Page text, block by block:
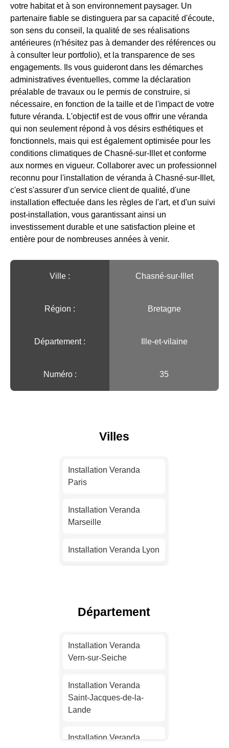
votre habitat et à son environnement paysager. Un
partenaire fiable se distinguera par sa capacité d'écoute,
son sens du conseil, la qualité de ses réalisations
antérieures (n'hésitez pas à demander des références ou
à consulter leur portfolio), et la transparence de ses
engagements. Ils vous guideront dans les démarches
administratives éventuelles, comme la déclaration
préalable de travaux ou le permis de construire, si
nécessaire, en fonction de la taille et de l'impact de votre
future véranda. L'objectif est de vous offrir une véranda
qui non seulement répond à vos désirs esthétiques et
fonctionnels, mais qui est également optimisée pour les
conditions climatiques de Chasné-sur-Illet et conforme
aux normes en vigueur. Collaborer avec un professionnel
reconnu pour l'installation de véranda à Chasné-sur-Illet,
c'est s'assurer d'un service client de qualité, d'une
installation effectuée dans les règles de l'art, et d'un suivi
post-installation, vous garantissant ainsi un
investissement durable et une satisfaction pleine et
entière pour de nombreuses années à venir.
Ville :️ Chasné-sur-Illet
Région :️ Bretagne
Département : Ille-et-vilaine
Numéro : 35
Villes
Installation Veranda
Paris
Installation Veranda
Marseille
Installation Veranda Lyon
Installation Veranda Nice
Installation Veranda
Nantes
Installation Veranda
Strasbourg
Montpellier
Département
Installation Veranda
Vern-sur-Seiche
Installation Veranda
Saint-Jacques-de-la-
Lande
Installation Veranda